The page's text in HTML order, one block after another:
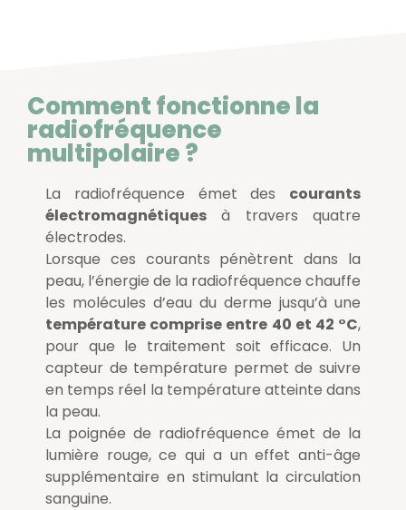
Comment fonctionne la
radiofréquence
multipolaire ?
La radiofréquence émet des courants
électromagnétiques à travers quatre
électrodes.
Lorsque ces courants pénètrent dans la
peau, l’énergie de la radiofréquence chauffe
les molécules d’eau du derme jusqu’à une
température comprise entre 40 et 42 °C,
pour que le traitement soit efficace. Un
capteur de température permet de suivre
en temps réel la température atteinte dans
la peau.
La poignée de radiofréquence émet de la
lumière rouge, ce qui a un effet anti-âge
supplémentaire en stimulant la circulation
sanguine.